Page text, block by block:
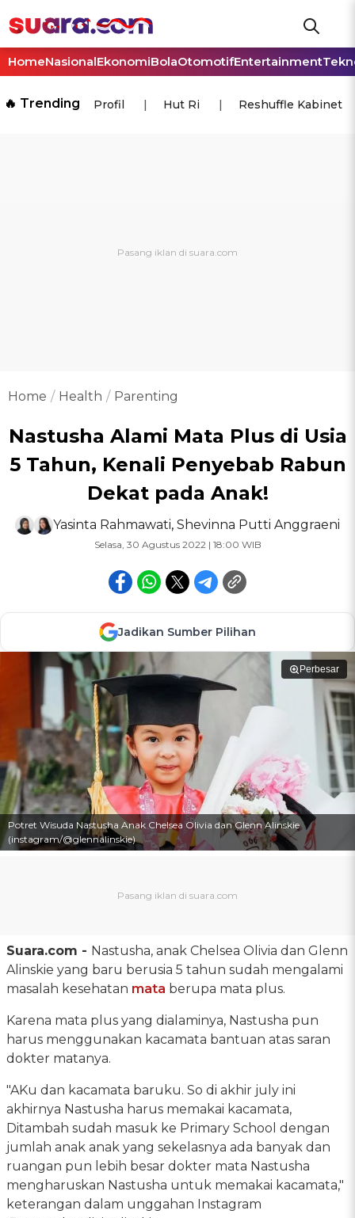
HomeNasionalEkonomiBolaOtomotifEntertainment
🔥 Trending Profil Hut Ri Reshuffle Kabinet
Home Health Parenting
Nastusha Alami Mata Plus di Usia
5 Tahun, Kenali Penyebab Rabun
Dekat pada Anak!
Yasinta Rahmawati, Shevinna Putti Anggraeni
Selasa, 30 Agustus 2022 | 18:00 WIB
Jadikan Sumber Pilihan
Perbesar
Potret Wisuda Nastusha Anak Chelsea Olivia dan Glenn Alinskie
(instagram/@glennalinskie)
Suara.com - Nastusha, anak Chelsea Olivia dan Glenn
Alinskie yang baru berusia 5 tahun sudah mengalami
masalah kesehatan mata berupa mata plus.
Karena mata plus yang dialaminya, Nastusha pun
harus menggunakan kacamata bantuan atas saran
dokter matanya.
"AKu dan kacamata baruku. So di akhir july ini
akhirnya Nastusha harus memakai kacamata,
Ditambah sudah masuk ke Primary School dengan
jumlah anak anak yang sekelasnya ada banyak dan
ruangan pun lebih besar dokter mata Nastusha
mengharuskan Nastusha untuk memakai kacamata,"
keterangan dalam unggahan Instagram